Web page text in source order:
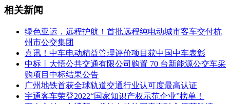
相关新闻
绿色亚运，远程护航！首批远程纯电动城市客车交付杭
州市公交集团
喜讯！中车电动精益管理评价项目获中国中车表彰
中标丨大悟公共交通有限公司购置 70 台新能源公交车采
购项目中标结果公告
广州地铁首获全球轨道交通行业认可度最高认证
宇通客车荣登2022“国家知识产权示范企业”榜单！